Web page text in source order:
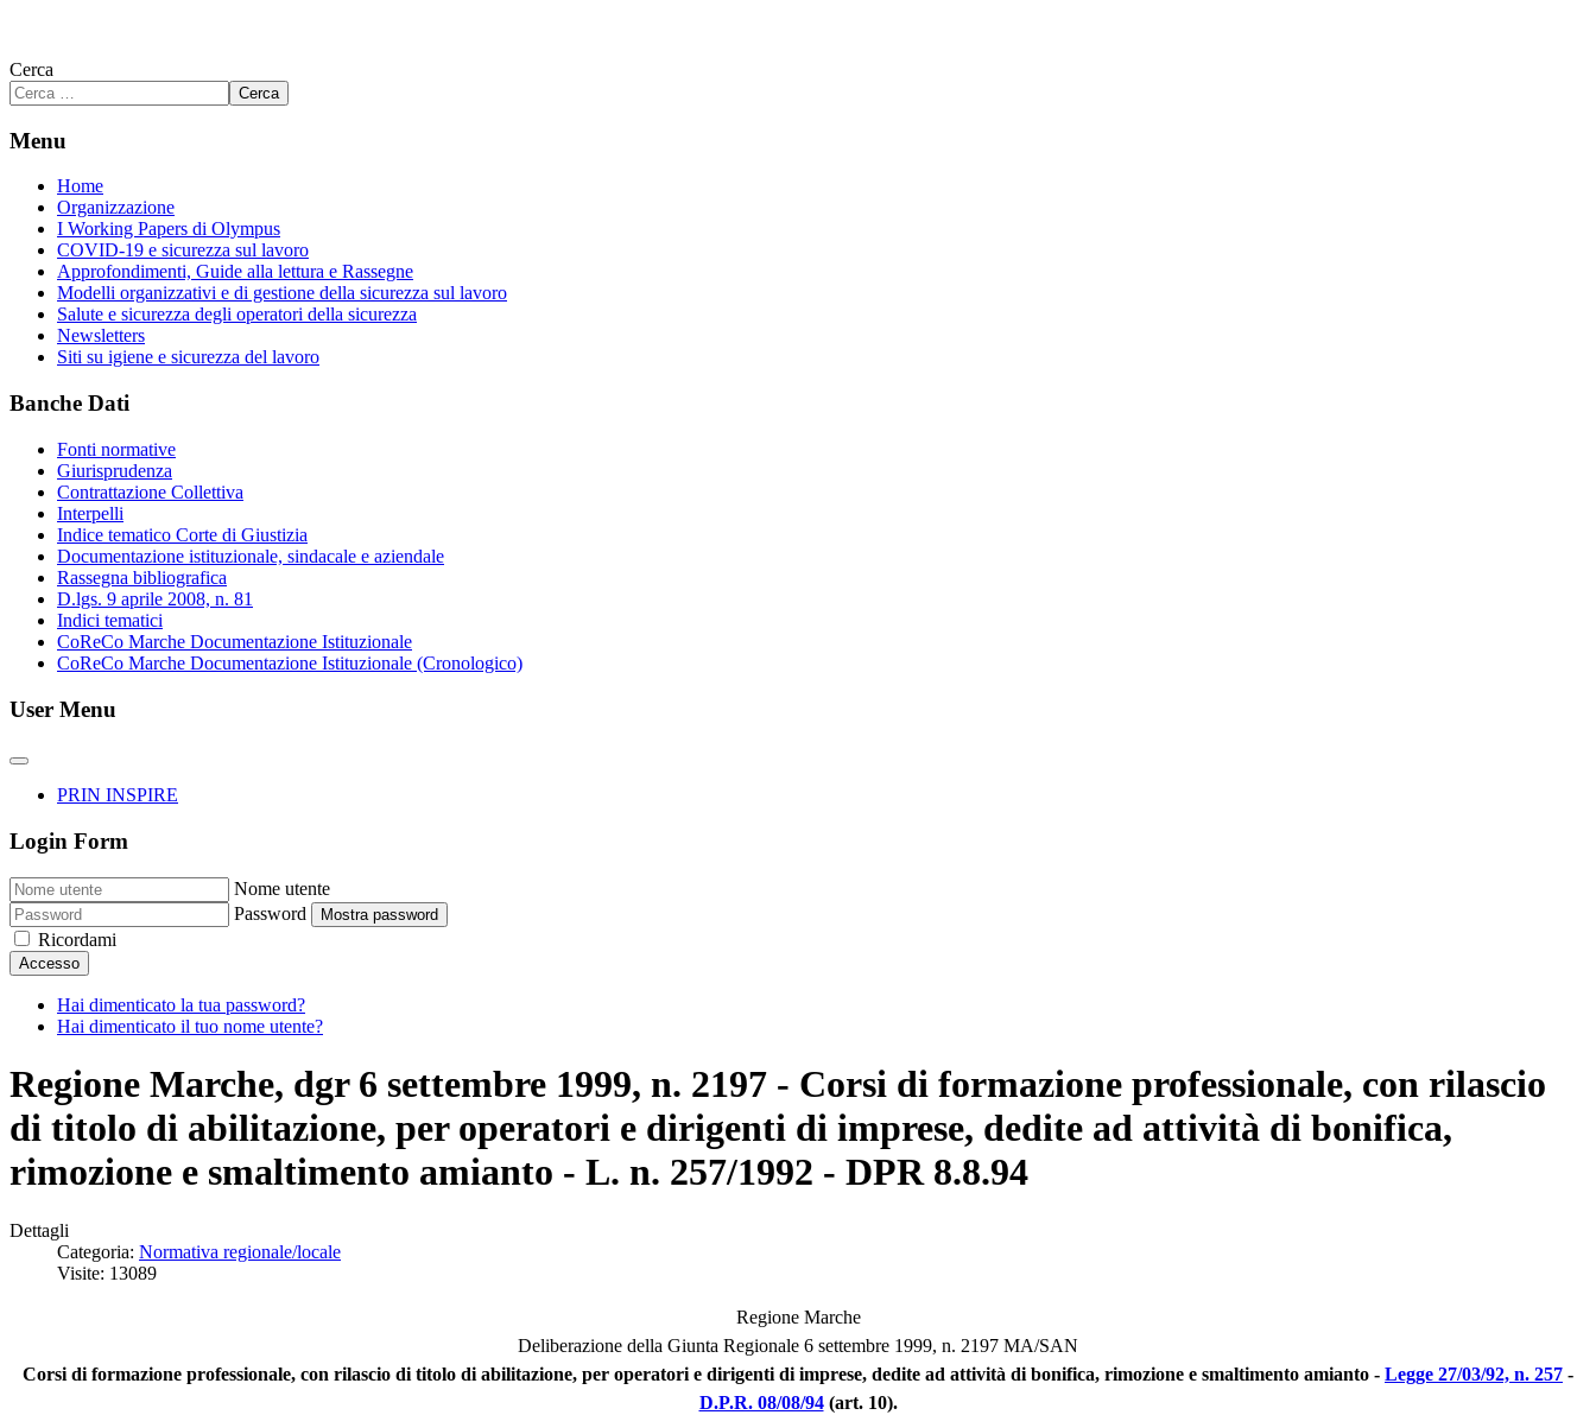
Cerca
Cerca
Menu
Home
Organizzazione
I Working Papers di Olympus
COVID-19 e sicurezza sul lavoro
Approfondimenti, Guide alla lettura e Rassegne
Modelli organizzativi e di gestione della sicurezza sul lavoro
Salute e sicurezza degli operatori della sicurezza
Newsletters
Siti su igiene e sicurezza del lavoro
Banche Dati
Fonti normative
Giurisprudenza
Contrattazione Collettiva
Interpelli
Indice tematico Corte di Giustizia
Documentazione istituzionale, sindacale e aziendale
Rassegna bibliografica
D.lgs. 9 aprile 2008, n. 81
Indici tematici
CoReCo Marche Documentazione Istituzionale
CoReCo Marche Documentazione Istituzionale (Cronologico)
User Menu
PRIN INSPIRE
Login Form
Nome utente
Password
Mostra password
Ricordami
Accesso
Hai dimenticato la tua password?
Hai dimenticato il tuo nome utente?
Regione Marche, dgr 6 settembre 1999, n. 2197 - Corsi di formazione professionale, con rilascio
di titolo di abilitazione, per operatori e dirigenti di imprese, dedite ad attività di bonifica,
rimozione e smaltimento amianto - L. n. 257/1992 - DPR 8.8.94
Dettagli
Categoria: Normativa regionale/locale
Visite: 13089
Regione Marche
Deliberazione della Giunta Regionale 6 settembre 1999, n. 2197 MA/SAN
Corsi di formazione professionale, con rilascio di titolo di abilitazione, per operatori e dirigenti di imprese, dedite ad attività di bonifica, rimozione e smaltimento amianto - Legge 27/03/92, n. 257 -
D.P.R. 08/08/94(art. 10).